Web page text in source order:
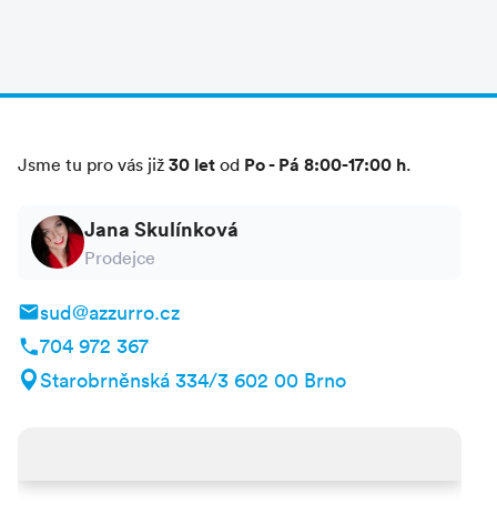
hodinu od 06.00 do 22.00 hod..
3 let (včetně), dětí od 4 do 11 let (včetně) a délku
Jsme tu pro vás již 30 let od Po - Pá 8:00-17:00 h.
Jana Skulínková
Prodejce
sud@azzurro.cz
704 972 367
Starobrněnská 334/3 602 00 Brno